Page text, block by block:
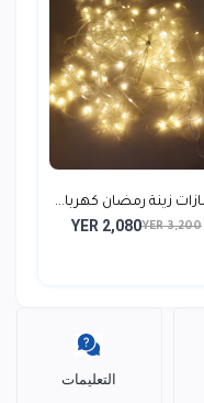
زينة رمضان كهربا...
YER 3,200
YER 2,080
التعليمات